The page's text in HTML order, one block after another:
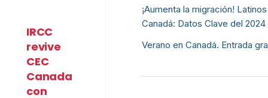
IRCC
revive
CEC
Canada
con
¡Aumenta la migración!
Canadá: Datos Clave del
Verano en Canadá. Entrada